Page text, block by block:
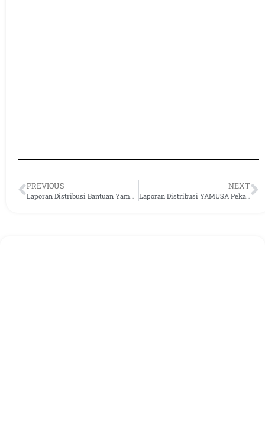
PREVIOUS NEXT
Laporan Distribusi YAMUSA Pekan Pertama Bulan Juni 2023